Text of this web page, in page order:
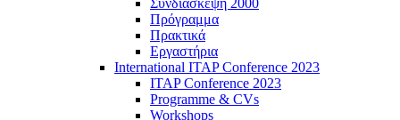
Συνδιάσκεψη 2000
Πρόγραμμα
Πρακτικά
Εργαστήρια
International ITAP Conference 2023
ITAP Conference 2023
Programme & CVs
Workshops